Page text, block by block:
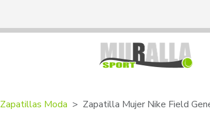
Zapatillas Moda Zapatilla Mujer Nike Field